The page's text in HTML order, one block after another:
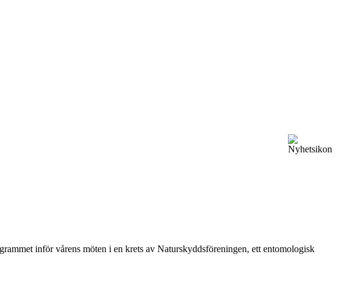
inför vårens möten i en krets av Naturskyddsföreningen, ett entomologisk